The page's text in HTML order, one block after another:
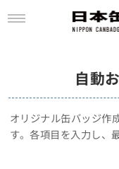
自動
オリジナル缶バッジ作
す。各項目を入力し、